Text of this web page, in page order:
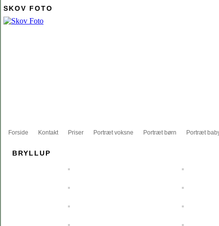
SKOV FOTO
Forside Kontakt Priser Portræt voksne Portræt børn Portræt
BRYLLUP